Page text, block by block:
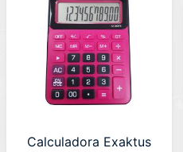
Calculadora Exaktus